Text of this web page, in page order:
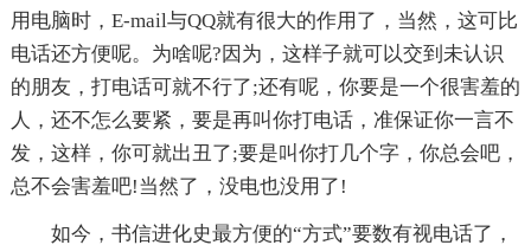
用电脑时，E-mail与QQ就有很大的作用了，当然，这可比
电话还方便呢。为啥呢?因为，这样子就可以交到未认识
的朋友，打电话可就不行了;还有呢，你要是一个很害羞的
人，还不怎么要紧，要是再叫你打电话，准保证你一言不
发，这样，你可就出丑了;要是叫你打几个字，你总会吧，
总不会害羞吧!当然了，没电也没用了!
如今，书信进化史最方便的“方式”要数有视电话了，